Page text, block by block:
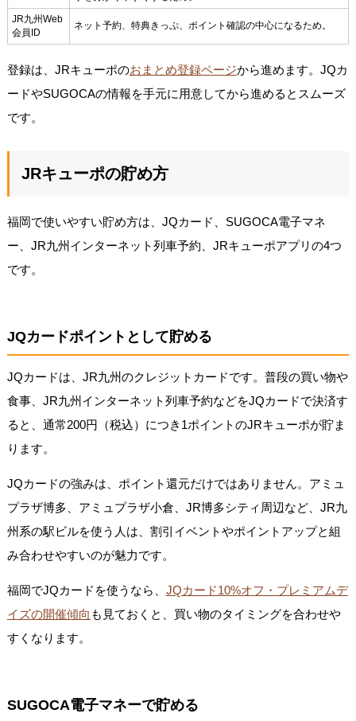
JR九州Web
会員ID
ネット予約、特典きっぷ、ポイント確認の中心になるため。
登録は、JRキューポのおまとめ登録ページから進めます。JQカ
ードやSUGOCAの情報を手元に用意してから進めるとスムーズ
です。
JRキューポの貯め方
福岡で使いやすい貯め方は、JQカード、SUGOCA電子マネ
ー、JR九州インターネット列車予約、JRキューポアプリの4つ
です。
JQカードポイントとして貯める
JQカードは、JR九州のクレジットカードです。普段の買い物や
食事、JR九州インターネット列車予約などをJQカードで決済す
ると、通常200円（税込）につき1ポイントのJRキューポが貯ま
ります。
JQカードの強みは、ポイント還元だけではありません。アミュ
プラザ博多、アミュプラザ小倉、JR博多シティ周辺など、JR九
州系の駅ビルを使う人は、割引イベントやポイントアップと組
み合わせやすいのが魅力です。
福岡でJQカードを使うなら、 JQカード10%オフ・プレミアムデ
イズの開催傾向 も見ておくと、買い物のタイミングを合わせや
すくなります。
SUGOCA電子マネーで貯める